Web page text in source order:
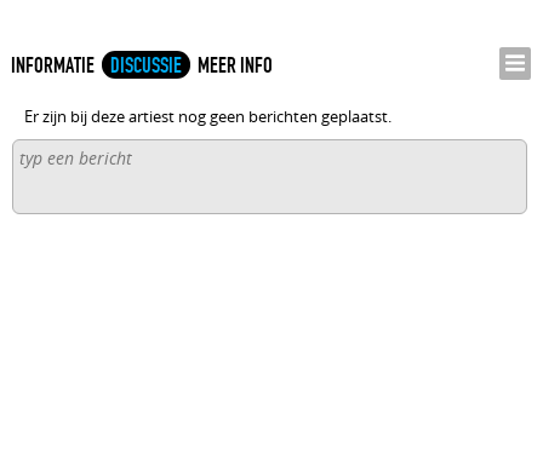
INFORMATIE DISCUSSIE MEER INFO
Er zijn bij deze artiest nog geen berichten geplaatst.